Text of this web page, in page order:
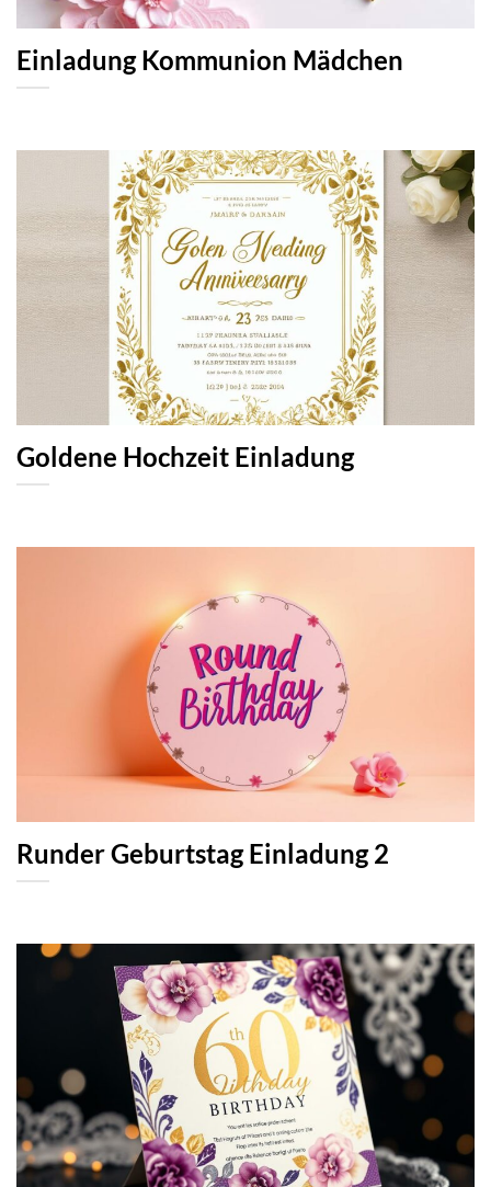
Einladung Kommunion Mädchen
Goldene Hochzeit Einladung
Runder Geburtstag Einladung 2